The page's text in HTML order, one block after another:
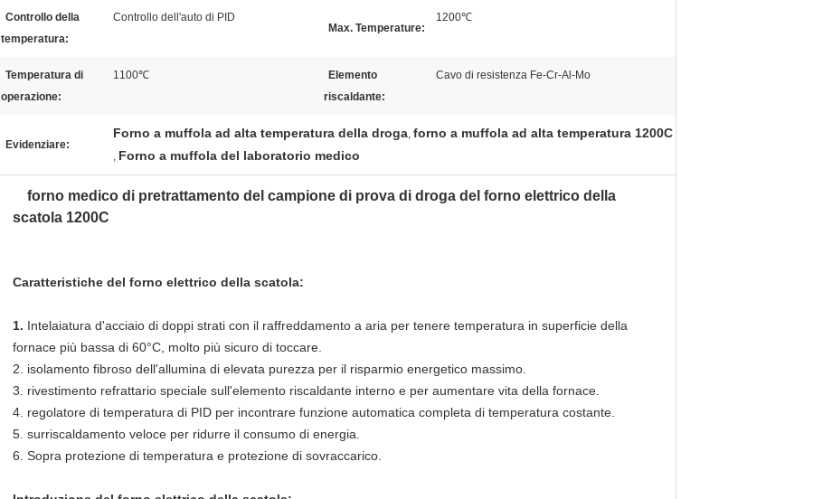
Controllo della
temperatura:
Controllo dell'auto di PID
Max. Temperature:
1200℃
Temperatura di
operazione:
1100℃
Elemento
riscaldante:
Cavo di resistenza Fe-Cr-Al-Mo
Evidenziare:
Forno a muffola ad alta temperatura della droga, forno a muffola ad alta temperatura 1200C
, Forno a muffola del laboratorio medico
forno medico di pretrattamento del campione di prova di droga del forno elettrico della
scatola 1200C
Caratteristiche del forno elettrico della scatola:
1. Intelaiatura d'acciaio di doppi strati con il raffreddamento a aria per tenere temperatura in superficie della
fornace più bassa di 60°C, molto più sicuro di toccare.
2. isolamento fibroso dell'allumina di elevata purezza per il risparmio energetico massimo.
3. rivestimento refrattario speciale sull'elemento riscaldante interno e per aumentare vita della fornace.
4. regolatore di temperatura di PID per incontrare funzione automatica completa di temperatura costante.
5. surriscaldamento veloce per ridurre il consumo di energia.
6. Sopra protezione di temperatura e protezione di sovraccarico.